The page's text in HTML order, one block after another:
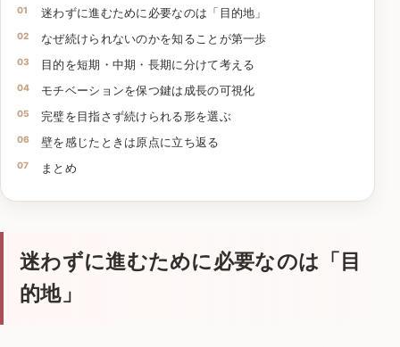
迷わずに進むために必要なのは「目的地」
なぜ続けられないのかを知ることが第一歩
目的を短期・中期・長期に分けて考える
モチベーションを保つ鍵は成長の可視化
完璧を目指さず続けられる形を選ぶ
壁を感じたときは原点に立ち返る
まとめ
迷わずに進むために必要なのは「目
的地」